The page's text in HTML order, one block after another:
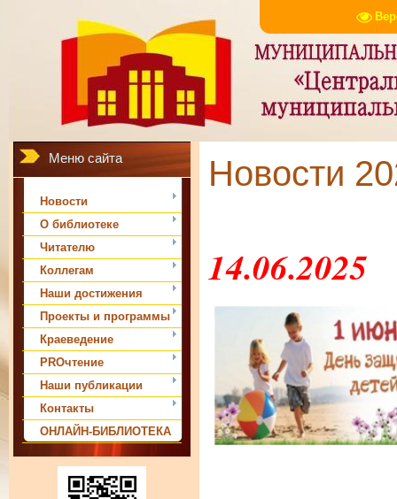
Меню сайта
Новости
О библиотеке
Читателю
Коллегам
Наши достижения
Проекты и программы
Краеведение
PROчтение
Наши публикации
Контакты
ОНЛАЙН-БИБЛИОТЕКА
Новости
14.06.2025